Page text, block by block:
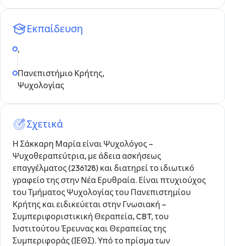
Εκπαίδευση
,
Πανεπιστήμιο Κρήτης,
Ψυχολογίας
Σχετικά
Η Σάκκαρη Μαρία είναι Ψυχολόγος –
Ψυχοθεραπεύτρια, με άδεια ασκήσεως
επαγγέλματος (236128) και διατηρεί το ιδιωτικό
γραφείο της στην Νέα Ερυθραία. Είναι πτυχιούχος
του Τμήματος Ψυχολογίας του Πανεπιστημίου
Κρήτης και ειδικεύεται στην Γνωσιακή –
Συμπεριφοριστικική Θεραπεία, CBT, του
Ινστιτούτου Έρευνας και Θεραπείας της
Συμπεριφοράς (ΙΕΘΣ). Υπό το πρίσμα των